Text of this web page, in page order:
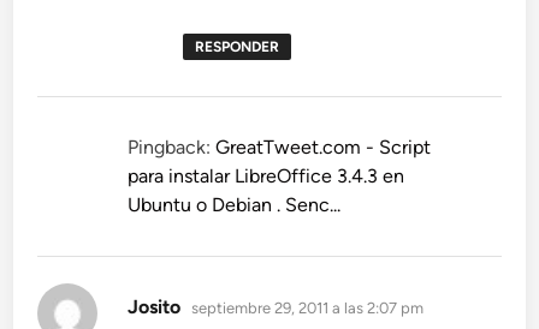
RESPONDER
Pingback:GreatTweet.com - Script
para instalar LibreOffice 3.4.3 en
Ubuntu o Debian . Senc...
Josito dice:
septiembre 29, 2011 a las 2:07 pm